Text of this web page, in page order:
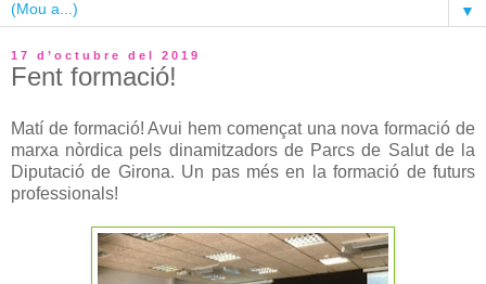
▼
17 d’octubre del 2019
Fent formació!
Matí de formació! Avui hem començat una nova formació de
marxa nòrdica pels dinamitzadors de Parcs de Salut de la
Diputació de Girona. Un pas més en la formació de futurs
professionals!